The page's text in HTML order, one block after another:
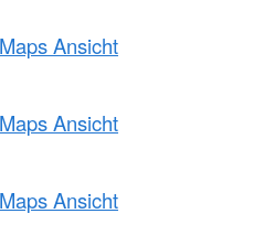
Ansicht
Ansicht
Ansicht